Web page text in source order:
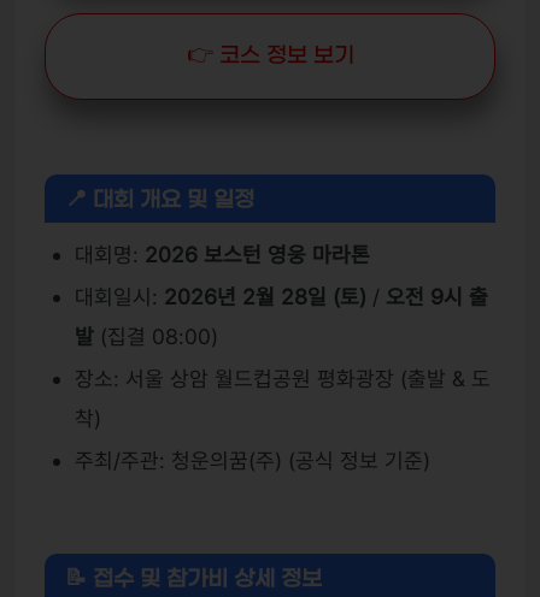
👉 코스 정보 보기
📍 대회 개요 및 일정
대회명: 2026 보스턴 영웅 마라톤
대회일시: 2026년 2월 28일 (토) / 오전 9시 출
발(집결 08:00)
장소: 서울 상암 월드컵공원 평화광장 (출발 & 도
착)
주최/주관: 청운의꿈(주) (공식 정보 기준)
📝 접수 및 참가비 상세 정보